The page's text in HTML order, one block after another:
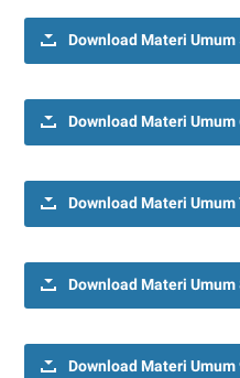
Download Materi Umum
Download Materi Umum
Download Materi Umum
Download Materi Umum
Download Materi Umum